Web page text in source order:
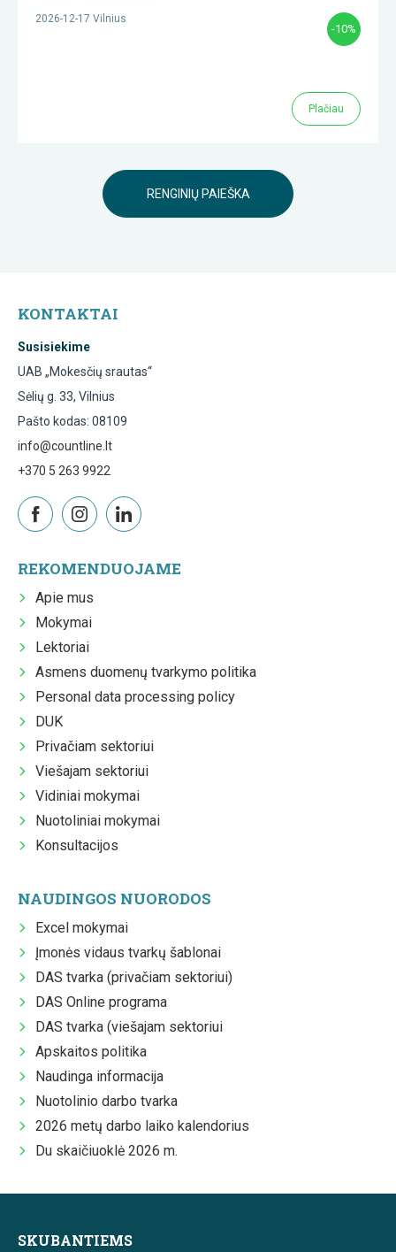
2026-12-17 Vilnius
-10%
Plačiau
RENGINIŲ PAIEŠKA
KONTAKTAI
Susisiekime
UAB „Mokesčių srautas“
Sėlių g. 33, Vilnius
Pašto kodas: 08109
info@countline.lt
+370 5 263 9922
REKOMENDUOJAME
Apie mus
Mokymai
Lektoriai
Asmens duomenų tvarkymo politika
Personal data processing policy
DUK
Privačiam sektoriui
Viešajam sektoriui
Vidiniai mokymai
Nuotoliniai mokymai
Konsultacijos
NAUDINGOS NUORODOS
Excel mokymai
Įmonės vidaus tvarkų šablonai
DAS tvarka (privačiam sektoriui)
DAS Online programa
DAS tvarka (viešajam sektoriui
Apskaitos politika
Naudinga informacija
Nuotolinio darbo tvarka
2026 metų darbo laiko kalendorius
Du skaičiuoklė 2026 m.
SKUBANTIEMS